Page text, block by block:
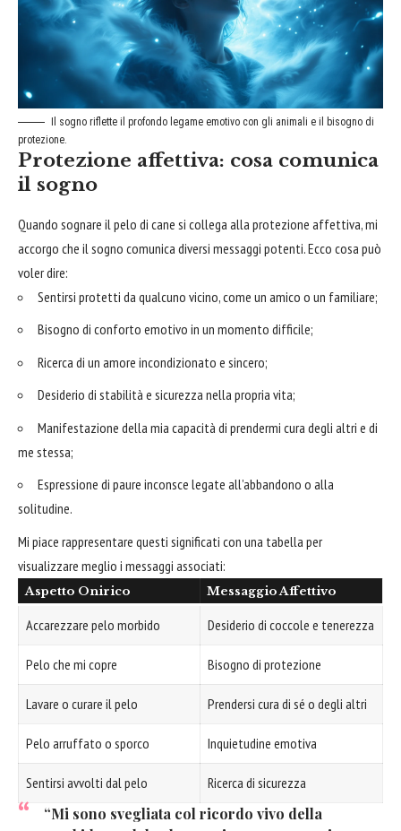
Il sogno riflette il profondo legame emotivo con gli animali e il bisogno di
protezione.
Protezione affettiva: cosa comunica
il sogno
Quando sognare il pelo di cane si collega alla protezione affettiva, mi
accorgo che il sogno comunica diversi messaggi potenti. Ecco cosa può
voler dire:
Sentirsi protetti da qualcuno vicino, come un amico o un familiare;
Bisogno di conforto emotivo in un momento difficile;
Ricerca di un amore incondizionato e sincero;
Desiderio di stabilità e sicurezza nella propria vita;
Manifestazione della mia capacità di prendermi cura degli altri e di
me stessa;
Espressione di paure inconsce legate all’abbandono o alla
solitudine.
Mi piace rappresentare questi significati con una tabella per
visualizzare meglio i messaggi associati:
Aspetto Onirico Messaggio Affettivo
Accarezzare pelo morbido Desiderio di coccole e tenerezza
Pelo che mi copre Bisogno di protezione
Lavare o curare il pelo Prendersi cura di sé o degli altri
Pelo arruffato o sporco Inquietudine emotiva
Sentirsi avvolti dal pelo Ricerca di sicurezza
“Mi sono svegliata col ricordo vivo della